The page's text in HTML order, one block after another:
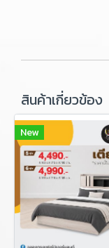
สินค้าเกี่ยวข้อง
New